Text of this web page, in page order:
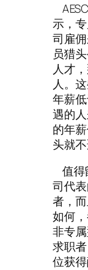
示，
司雇
员猎
人才
人。
年薪
遇的
的年
头就
值得
司代
者，
如何
非专
求职
位获得